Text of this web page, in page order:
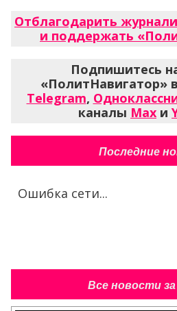
Отблагодарить
и поддержать
Подпишитесь
«ПолитНавигатор» в
Telegram,
каналы Max и
Последние
Ошибка сети...
Все новости за